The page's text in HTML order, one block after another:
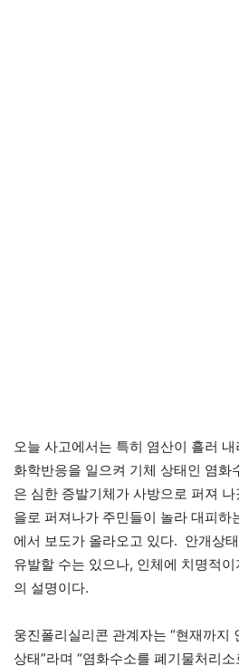
오늘 사고에서는 특히 염산이 흘러
화학반응을 일으켜 기체 상태인 염화
은 심한 증발기체가 사방으로 퍼져
을로 퍼져나가 주민들이 놀라 대피하
에서 보도가 올라오고 있다. 안개상
유발할 수는 있으나, 인체에 치명적
의 설명이다.
웅진폴리실리콘 관계자는 “현재까지
상태”라며 “염화수소를 폐기물처리